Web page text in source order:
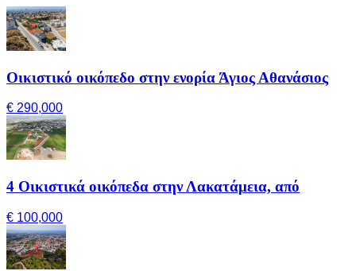
Οικιστικό οικόπεδο στην ενορία Άγιος Αθανάσιος
€ 290,000
4 Οικιστικά οικόπεδα στην Λακατάμεια, από
€ 100,000